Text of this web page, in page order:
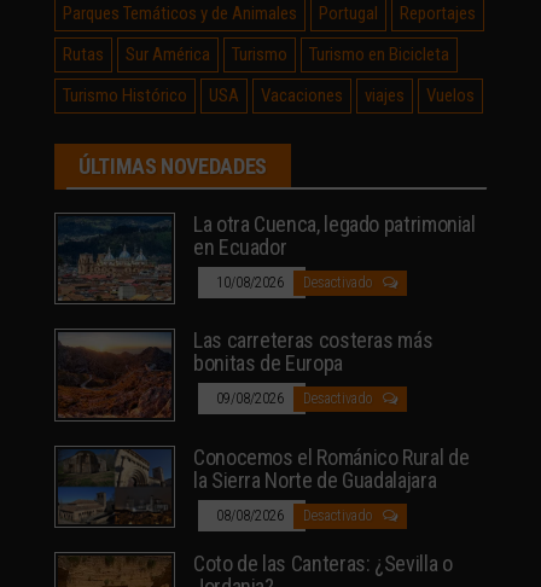
Parques Temáticos y de Animales
Portugal
Reportajes
Rutas
Sur América Turismo
Turismo en Bicicleta
Turismo Histórico
USA Vacaciones viajes Vuelos
ÚLTIMAS NOVEDADES
La otra Cuenca, legado patrimonial
en Ecuador
10/08/2026 Desactivado
Las carreteras costeras más
bonitas de Europa
09/08/2026 Desactivado
Conocemos el Románico Rural de
la Sierra Norte de Guadalajara
08/08/2026 Desactivado
Coto de las Canteras: ¿Sevilla o